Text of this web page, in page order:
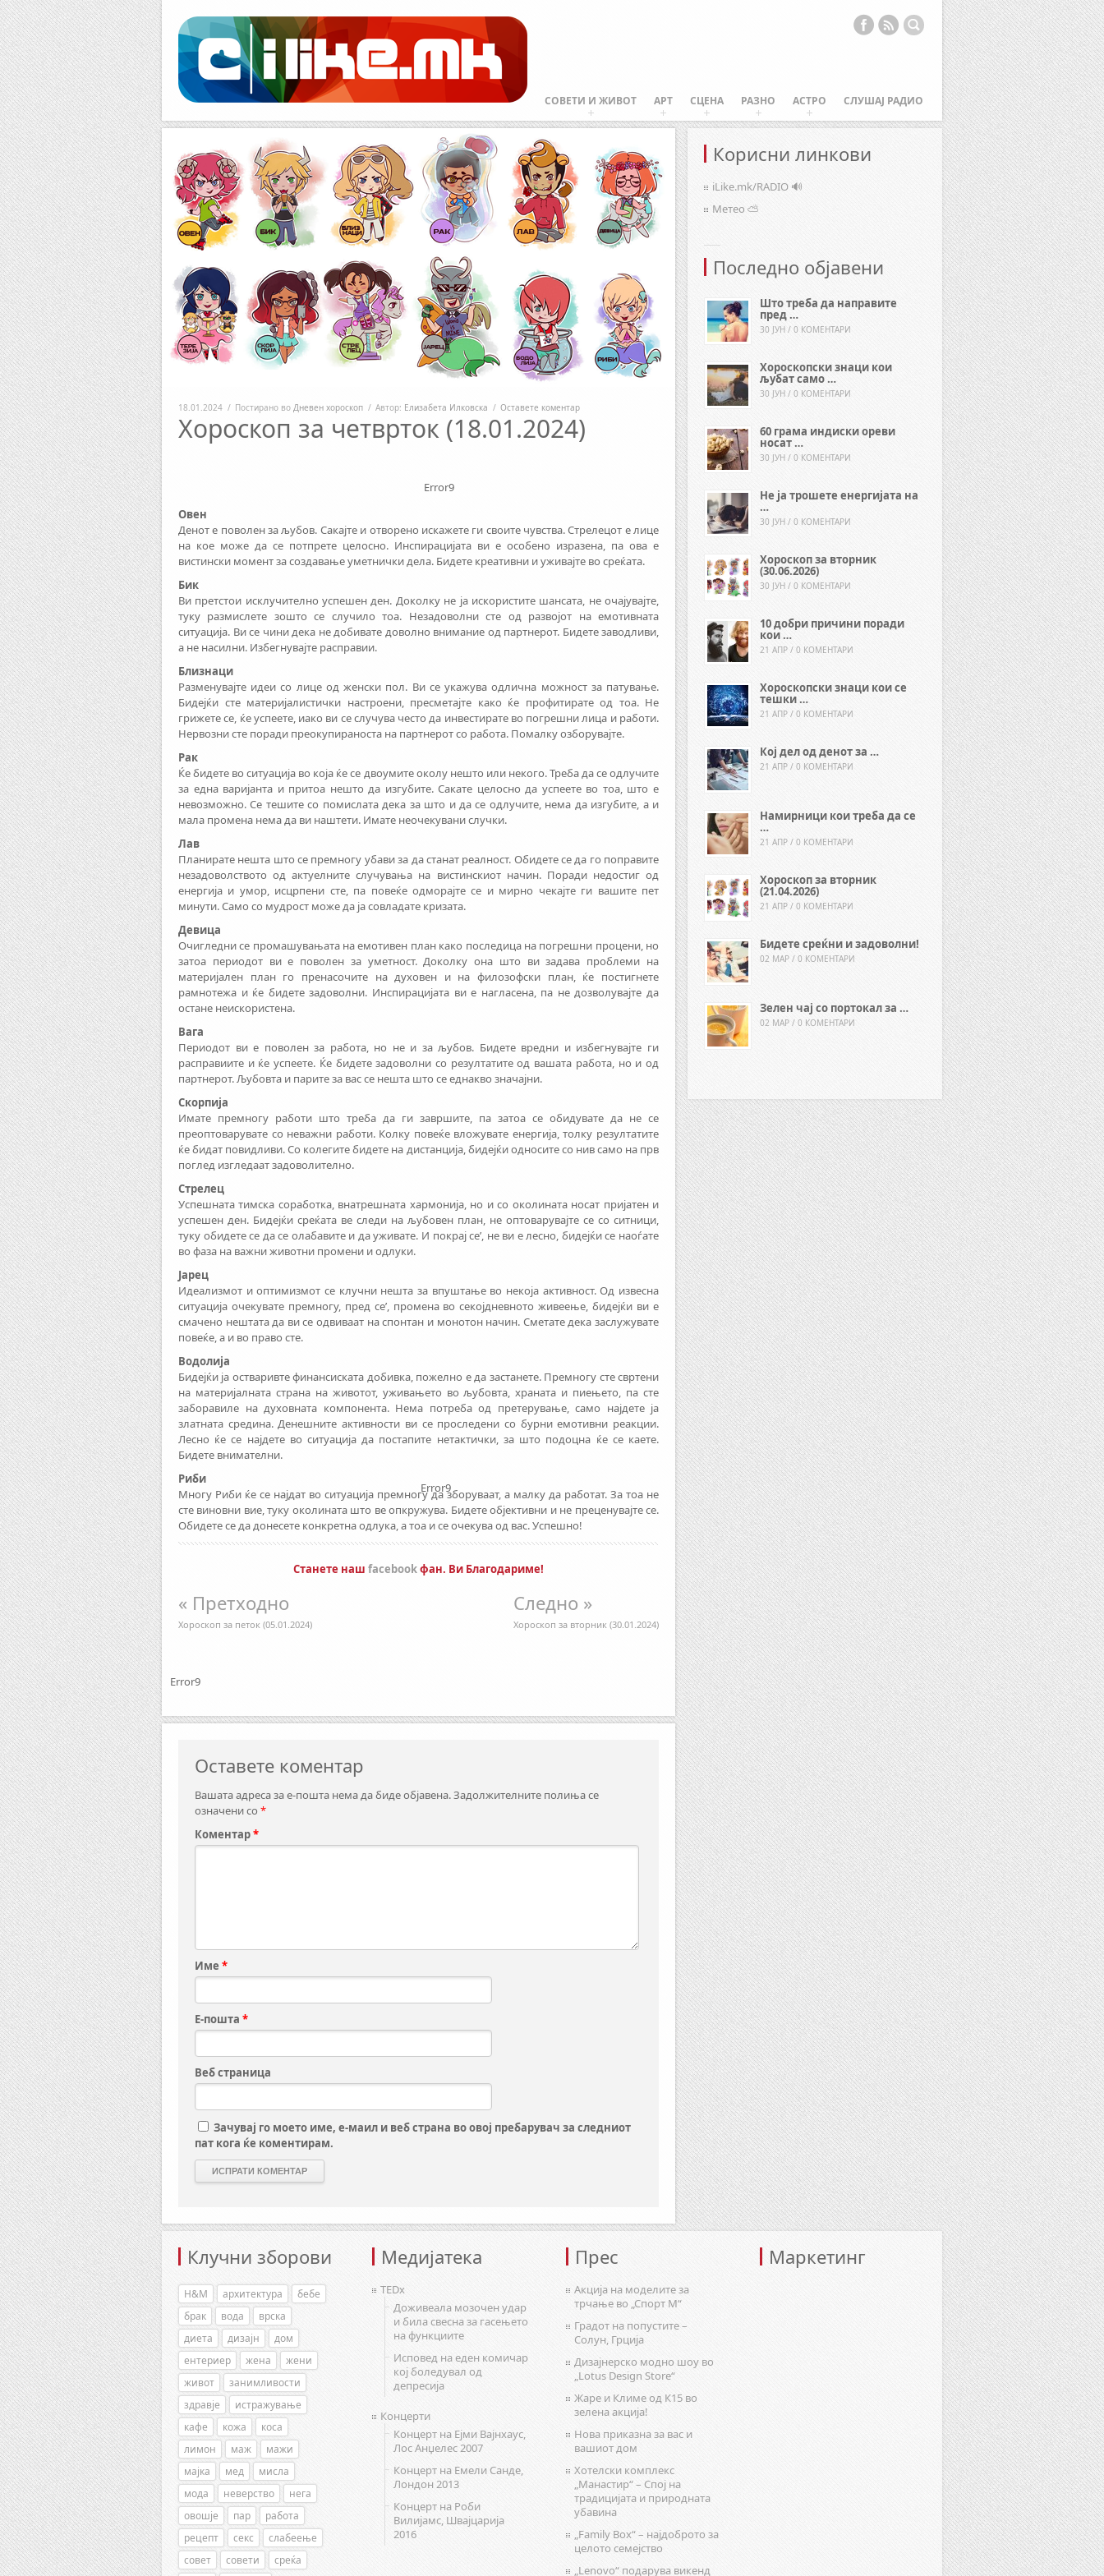
Facebook
RSS
СОВЕТИ И ЖИВОТ АРТ СЦЕНА РАЗНО АСТРО СЛУШАЈ РАДИО
18.01.2024 / Постирано во Дневен хороскоп / Автор: Елизабета Илковска / Оставете коментар
Хороскоп за четврток (18.01.2024)
Error9
Овен
Денот е поволен за љубов. Сакајте и отворено искажете ги своите чувства. Стрелецот е лице
на кое може да се потпрете целосно. Инспирацијата ви е особено изразена, па ова е
вистински момент за создавање уметнички дела. Бидете креативни и уживајте во среќата.
Бик
Ви претстои исклучително успешен ден. Доколку не ја искористите шансата, не очајувајте,
туку размислете зошто се случило тоа. Незадоволни сте од развојот на емотивната
ситуација. Ви се чини дека не добивате доволно внимание од партнерот. Бидете заводливи,
а не насилни. Избегнувајте расправии.
Близнаци
Разменувајте идеи со лице од женски пол. Ви се укажува одлична можност за патување.
Бидејќи сте материјалистички настроени, пресметајте како ќе профитирате од тоа. Не
грижете се, ќе успеете, иако ви се случува често да инвестирате во погрешни лица и работи.
Нервозни сте поради преокупираноста на партнерот со работа. Помалку озборувајте.
Рак
Ќе бидете во ситуација во која ќе се двоумите околу нешто или некого. Треба да се одлучите
за една варијанта и притоа нешто да изгубите. Сакате целосно да успеете во тоа, што е
невозможно. Се тешите со помислата дека за што и да се одлучите, нема да изгубите, а и
мала промена нема да ви наштети. Имате неочекувани случки.
Лав
Планирате нешта што се премногу убави за да станат реалност. Обидете се да го поправите
незадоволството од актуелните случувања на вистинскиот начин. Поради недостиг од
енергија и умор, исцрпени сте, па повеќе одморајте се и мирно чекајте ги вашите пет
минути. Само со мудрост може да ја совладате кризата.
Девица
Очигледни се промашувањата на емотивен план како последица на погрешни процени, но
затоа периодот ви е поволен за уметност. Доколку она што ви задава проблеми на
материјален план го пренасочите на духовен и на филозофски план, ќе постигнете
рамнотежа и ќе бидете задоволни. Инспирацијата ви е нагласена, па не дозволувајте да
остане неискористена.
Вага
Периодот ви е поволен за работа, но не и за љубов. Бидете вредни и избегнувајте ги
расправиите и ќе успеете. Ќе бидете задоволни со резултатите од вашата работа, но и од
партнерот. Љубовта и парите за вас се нешта што се еднакво значајни.
Скорпија
Имате премногу работи што треба да ги завршите, па затоа се обидувате да не се
преоптоварувате со неважни работи. Колку повеќе вложувате енергија, толку резултатите
ќе бидат повидливи. Со колегите бидете на дистанција, бидејќи односите со нив само на прв
поглед изгледаат задоволително.
Стрелец
Успешната тимска соработка, внатрешната хармонија, но и со околината носат пријатен и
успешен ден. Бидејќи среќата ве следи на љубовен план, не оптоварувајте се со ситници,
туку обидете се да се олабавите и да уживате. И покрај се’, не ви е лесно, бидејќи се наоѓате
во фаза на важни животни промени и одлуки.
Јарец
Идеализмот и оптимизмот се клучни нешта за впуштање во некоја активност. Од извесна
ситуација очекувате премногу, пред се’, промена во секојдневното живеење, бидејќи ви е
смачено нештата да ви се одвиваат на спонтан и монотон начин. Сметате дека заслужувате
повеќе, а и во право сте.
Водолија
Бидејќи ја остваривте финансиската добивка, пожелно е да застанете. Премногу сте свртени
на материјалната страна на животот, уживањето во љубовта, храната и пиењето, па сте
заборавиле на духовната компонента. Нема потреба од претерување, само најдете ја
златната средина. Денешните активности ви се проследени со бурни емотивни реакции.
Лесно ќе се најдете во ситуација да постапите нетактички, за што подоцна ќе се каете.
Бидете внимателни.
Риби
Многу Риби ќе се најдат во ситуација премногу да зборуваат, а малку да работат. За тоа не
сте виновни вие, туку околината што ве опкружува. Бидете објективни и не преценувајте се.
Обидете се да донесете конкретна одлука, а тоа и се очекува од вас. Успешно!
Станете наш facebookфан. Ви Благодариме!
« Претходно
Хороскоп за петок (05.01.2024)
Следно »
Хороскоп за вторник (30.01.2024)
Error9
Error9
Оставете коментар
Вашата адреса за е-пошта нема да биде објавена.Задолжителните полиња се
означени со *
Коментар*
Име *
Е-пошта *
Веб страница
Зачувај го моето име, е-маил и веб страна во овој пребарувач за следниот
пат кога ќе коментирам.
Корисни линкови
iLike.mk/RADIO 🔊
Метео ⛅
Последно објавени
Што треба да направите
пред …
30 ЈУН / 0 КОМЕНТАРИ
Хороскопски знаци кои
љубат само …
30 ЈУН / 0 КОМЕНТАРИ
60 грама индиски ореви
носат …
30 ЈУН / 0 КОМЕНТАРИ
Не ја трошете енергијата на
…
30 ЈУН / 0 КОМЕНТАРИ
Хороскоп за вторник
(30.06.2026)
30 ЈУН / 0 КОМЕНТАРИ
10 добри причини поради
кои …
21 АПР / 0 КОМЕНТАРИ
Хороскопски знаци кои се
тешки …
21 АПР / 0 КОМЕНТАРИ
Кој дел од денот за …
21 АПР / 0 КОМЕНТАРИ
Намирници кои треба да се
…
21 АПР / 0 КОМЕНТАРИ
Хороскоп за вторник
(21.04.2026)
21 АПР / 0 КОМЕНТАРИ
Бидете среќни и задоволни!
02 МАР / 0 КОМЕНТАРИ
Зелен чај со портокал за …
02 МАР / 0 КОМЕНТАРИ
Клучни зборови
H&M архитектура
бебе
брак
вода
врска
диета
дизајн
дом
ентериер
жена
жени
живот
занимливости
здравје
истражување
кафе
кожа
коса
лимон
маж
мажи
мајка
мед
мисла
мода
неверство
нега
овошје
пар
работа
рецепт
секс
слабеење
совет
совети
среќа
Медијатека
TEDx
Доживеала мозочен удар
и била свесна за гасењето
на функциите
Исповед на еден комичар
кој боледувал од
депресија
Концерти
Концерт на Ејми Вајнхаус,
Лос Анџелес 2007
Концерт на Емели Санде,
Лондон 2013
Концерт на Роби
Вилијамс, Швајцарија
2016
Прес
Акција на моделите за
трчање во „Спорт М“
Градот на попустите –
Солун, Грција
Дизајнерско модно шоу во
„Lotus Design Store“
Жаре и Климе од К15 во
зелена акција!
Нова приказна за вас и
вашиот дом
Хотелски комплекс
„Манастир“ – Спој на
традицијата и природната
убавина
„Family Box“ – најдоброто за
целото семејство
„Lenovo“ подарува викенд
Маркетинг